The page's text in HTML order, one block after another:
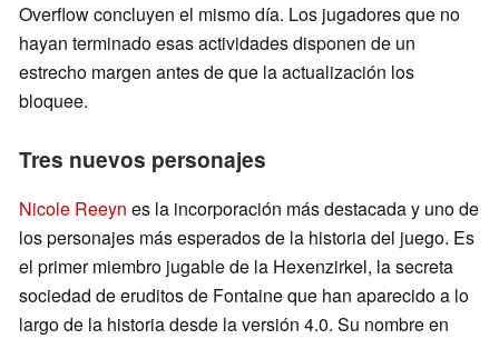
Overflow concluyen el mismo día. Los jugadores que no
hayan terminado esas actividades disponen de un
estrecho margen antes de que la actualización los
bloquee.
Tres nuevos personajes
Nicole Reeyn es la incorporación más destacada y uno de
los personajes más esperados de la historia del juego. Es
el primer miembro jugable de la Hexenzirkel, la secreta
sociedad de eruditos de Fontaine que han aparecido a lo
largo de la historia desde la versión 4.0. Su nombre en